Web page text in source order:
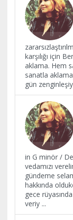
karşılığı için
aklama. Hem
sanatla
gün
in G minör /
vedamızı
gündeme
hakkında
gece
veriy ...